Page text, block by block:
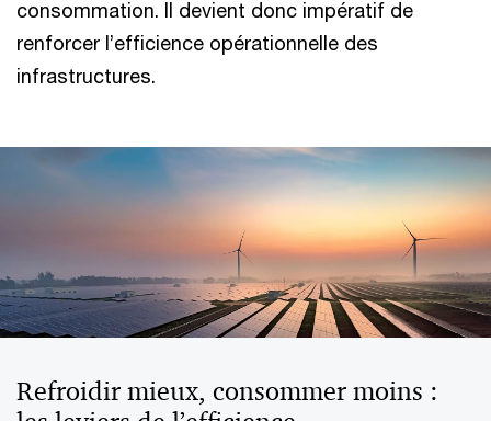
consommation. Il devient donc impératif de
renforcer l’efficience opérationnelle des
infrastructures.
Refroidir mieux, consommer moins :